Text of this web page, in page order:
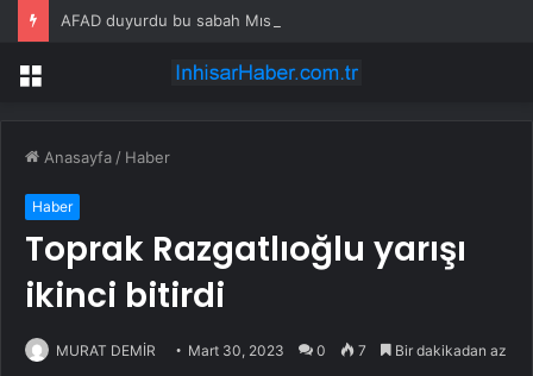
AFAD duyurdu bu sabah Mısır sallandı
Menü
Anasayfa / Haber
Haber
Toprak Razgatlıoğlu yarışı
ikinci bitirdi
MURAT DEMİR Mart 30, 2023 0 7 Bir dakikadan az